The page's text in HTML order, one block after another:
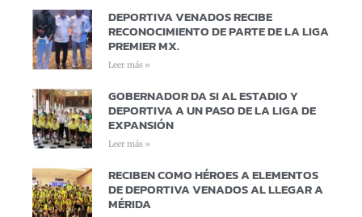
DEPORTIVA VENADOS RECIBE
RECONOCIMIENTO DE PARTE DE LA LIGA
PREMIER MX.
Leer más »
GOBERNADOR DA SI AL ESTADIO Y
DEPORTIVA A UN PASO DE LA LIGA DE
EXPANSIÓN
Leer más »
RECIBEN COMO HÉROES A ELEMENTOS
DE DEPORTIVA VENADOS AL LLEGAR A
MÉRIDA